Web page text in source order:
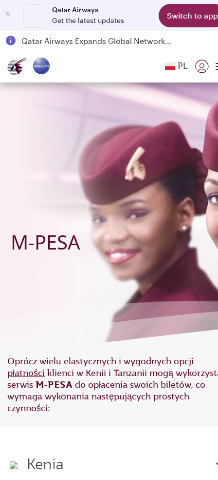
Qatar Airways
Get the latest updates
Switch to app
Qatar Airways Expands Global Network to over 160 Destinations
18 June 2026: Updates on Travelling with Power Banks
6 August 2026: Qatar Airways flight resumption to Bahrain (BAH), Erbil (EBL), and Kuwait (KWI)
PL
M-PESA
Oprócz wielu elastycznych i wygodnych opcji
płatności klienci w Kenii i Tanzanii mogą
serwis M-PESA do opłacenia swoich biletów, co
wymaga wykonania następujących prostych
czynności:
Kenia